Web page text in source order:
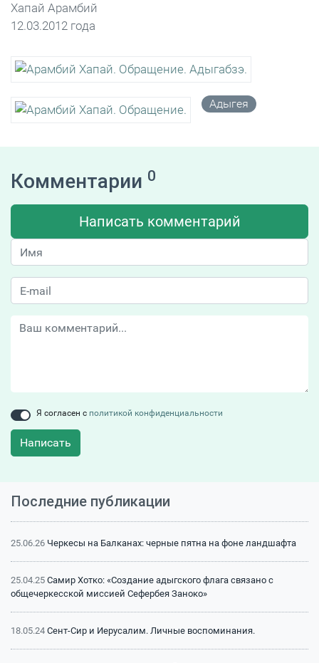
Хапай Арамбий
12.03.2012 года
Адыгея
Комментарии 0
Написать комментарий
Я согласен с политикой конфиденциальности
Написать
Последние публикации
25.06.26 Черкесы на Балканах: черные пятна на фоне ландшафта
25.04.25 Самир Хотко: «Создание адыгского флага связано с
общечеркесской миссией Сефербея Заноко»
18.05.24 Сент-Сир и Иерусалим. Личные воспоминания.